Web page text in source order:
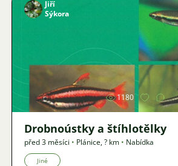
Obrázek
Jiří
Sýkora
1180
Drobnoústky a štíhlotělky
před 3 měsíci • Plánice,? km • Nabídka
Jiné